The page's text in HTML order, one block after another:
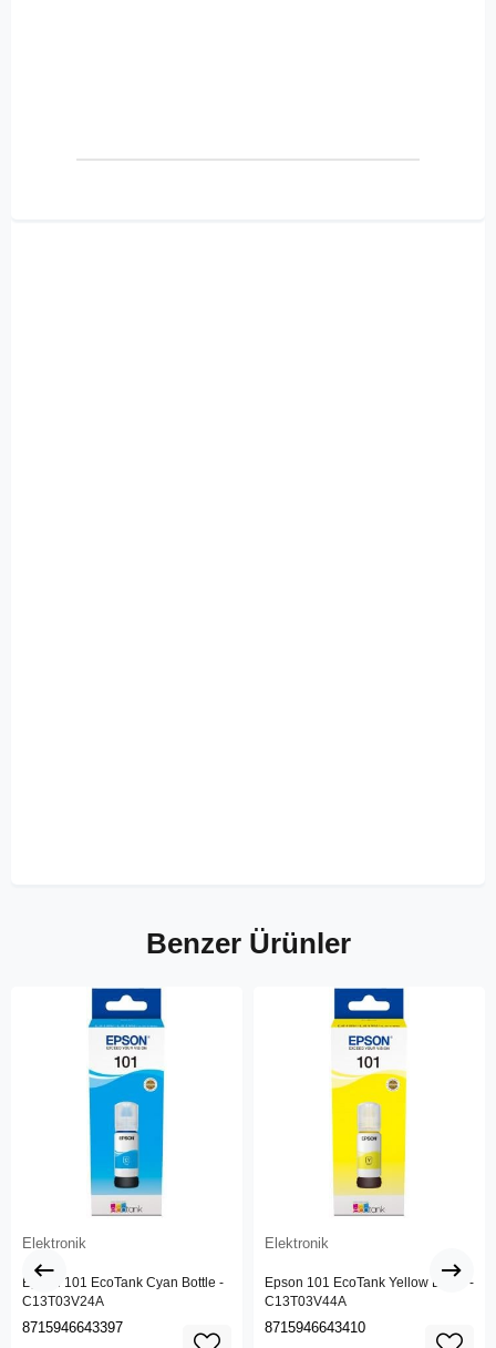
Benzer Ürünler
Elektronik
Epson 101 EcoTank Cyan Bottle -
C13T03V24A
8715946643397
Elektronik
Epson 101 EcoTank Yellow Bottle -
C13T03V44A
8715946643410